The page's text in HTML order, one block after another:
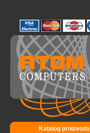
Katalog proizvoda